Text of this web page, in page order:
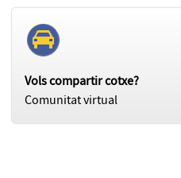
Vols compartir cotxe?
Comunitat virtual